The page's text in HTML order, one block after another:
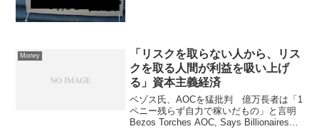
Money
「リスクを取らない人から、リス
クを取る人間が利益を吸い上げ
る」資本主義経済
ベゾス氏、AOCを猛批判 億万長者は「1
ペニー残らず自力で稼いだもの」と言明
Bezos Torches AOC, Says Billionaires